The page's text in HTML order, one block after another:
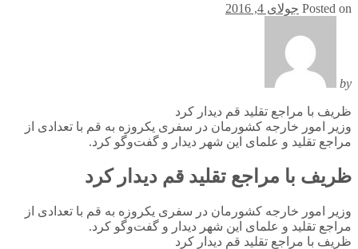
Posted on جولای 4, 2016
by
ظریف با مراجع تقلید قم دیدار کرد
وزیر امور خارجه کشورمان در سفری یکروزه به قم با تعدادی از
مراجع تقلید و علمای این شهر دیدار و گفت‌وگو کرد.
ظریف با مراجع تقلید قم دیدار کرد
وزیر امور خارجه کشورمان در سفری یکروزه به قم با تعدادی از
مراجع تقلید و علمای این شهر دیدار و گفت‌وگو کرد.
ظریف با مراجع تقلید قم دیدار کرد